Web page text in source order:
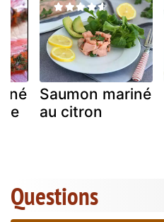
Saumon mariné
au citron
Questions